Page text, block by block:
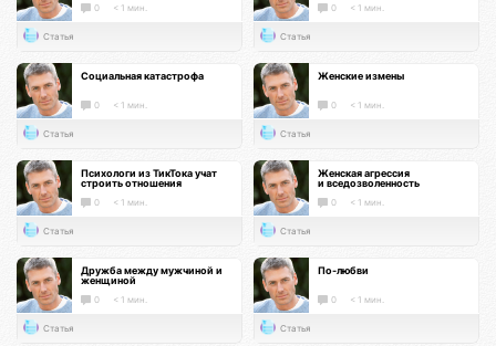
0 < 1 мин.
Статья
0 < 1 мин.
Статья
Социальная катастрофа
0 < 1 мин.
Статья
Женские измены
0 < 1 мин.
Статья
Психологи из ТикТока учат
строить отношения
0 < 1 мин.
Статья
Женская агрессия
и вседозволенность
0 < 1 мин.
Статья
Дружба между мужчиной и
женщиной
0 < 1 мин.
Статья
По-любви
0 < 1 мин.
Статья